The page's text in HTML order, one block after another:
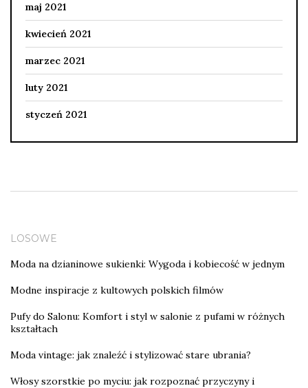
maj 2021
kwiecień 2021
marzec 2021
luty 2021
styczeń 2021
LOSOWE
Moda na dzianinowe sukienki: Wygoda i kobiecość w jednym
Modne inspiracje z kultowych polskich filmów
Pufy do Salonu: Komfort i styl w salonie z pufami w różnych
kształtach
Moda vintage: jak znaleźć i stylizować stare ubrania?
Włosy szorstkie po myciu: jak rozpoznać przyczyny i